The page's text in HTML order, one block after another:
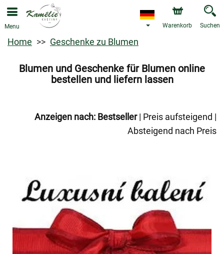
Menu Warenkorb Suchen
Home Geschenke zu Blumen
Blumen und Geschenke für Blumen online
bestellen und liefern lassen
Anzeigen nach: Bestseller| Preis aufsteigend |
Absteigend nach Preis